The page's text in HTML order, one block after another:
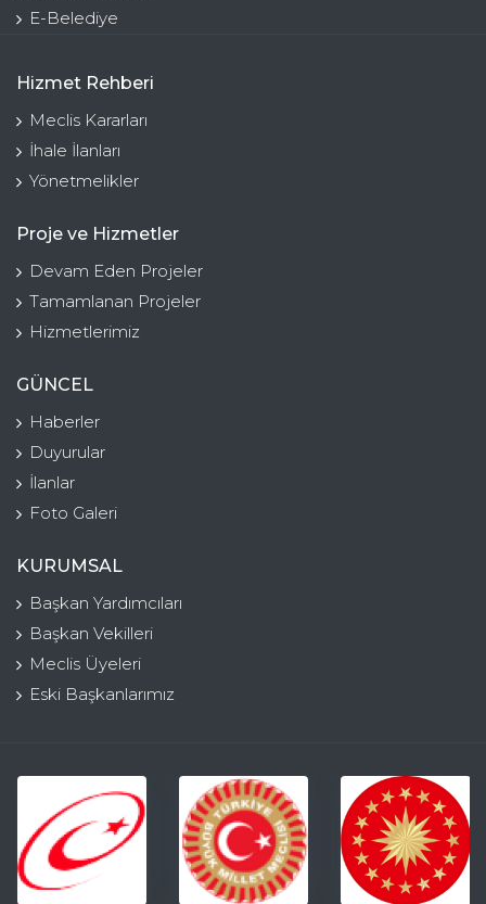
E-Belediye
Hizmet Rehberi
Meclis Kararları
İhale İlanları
Yönetmelikler
Proje ve Hizmetler
Devam Eden Projeler
Tamamlanan Projeler
Hizmetlerimiz
GÜNCEL
Haberler
Duyurular
İlanlar
Foto Galeri
KURUMSAL
Başkan Yardımcıları
Başkan Vekilleri
Meclis Üyeleri
Eski Başkanlarımız